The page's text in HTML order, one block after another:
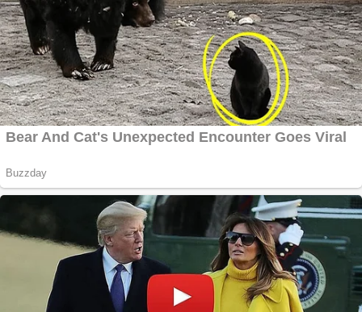
Răcitor de apă
CW5000 pentru
freze cu laser fără
Cutit cositoare
KUHN